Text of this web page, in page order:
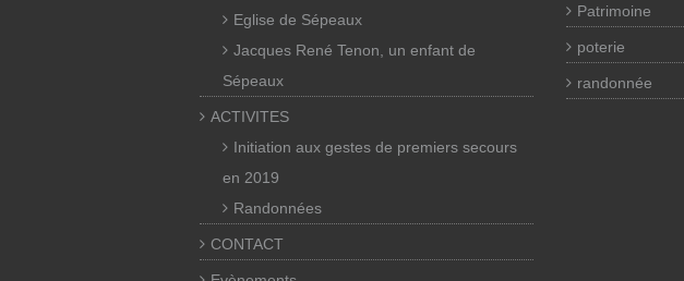
Eglise de Sépeaux
Jacques René Tenon, un enfant de
Sépeaux
ACTIVITES
Initiation aux gestes de premiers secours
en 2019
Randonnées
CONTACT
Patrimoine
poterie
randonnée